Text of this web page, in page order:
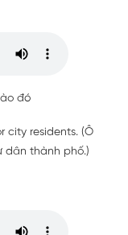
đó
city residents. (Ô
dân thành phố.)